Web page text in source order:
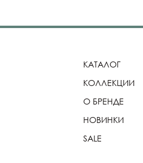
КАТАЛОГ
КОЛЛЕКЦИИ
О БРЕНДЕ
НОВИНКИ
SALE